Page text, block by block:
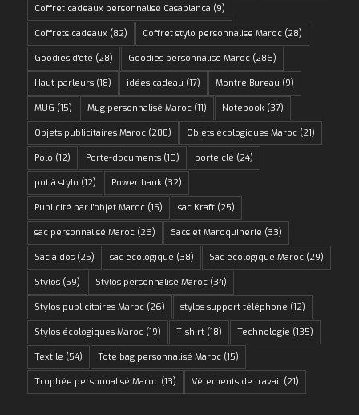
Coffret cadeaux personnalisé Casablanca (9)
Coffrets cadeaux (82) Coffret stylo personnalise Maroc(28)
Goodies d'été (28) Goodies personnalisé Maroc(286)
Haut-parleurs(18) idées cadeau (17) Montre Bureau (9)
MUG (15) Mug personnalisé Maroc(11) Notebook(37)
Objets publicitaires Maroc(288) Objets écologiques Maroc(21)
Polo (12) Porte-documents(10) porte clé (24)
pot à stylo (12) Power bank(32)
Publicité par l'objet Maroc(15) sac Kraft(25)
sac personnalisé Maroc(26) Sacs et Maroquinerie (33)
Sac à dos(25) sac écologique (38) Sac écologique Maroc(29)
Stylos(59) Stylos personnalisé Maroc(34)
Stylos publicitaires Maroc(26) stylos support téléphone (12)
Stylos écologiques Maroc(19) T-shirt(18) Technologie (135)
Textile (54) Tote bag personnalisé Maroc(15)
Trophée personnalisé Maroc(13) Vêtements de travail(21)